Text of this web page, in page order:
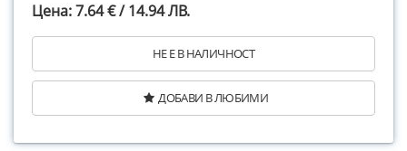
Цена: 7.64 € / 14.94 ЛВ.
НЕ Е В НАЛИЧНОСТ
ДОБАВИ В ЛЮБИМИ